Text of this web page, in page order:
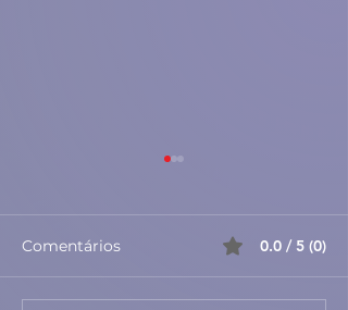
Comentários 0.0 / 5 (0)